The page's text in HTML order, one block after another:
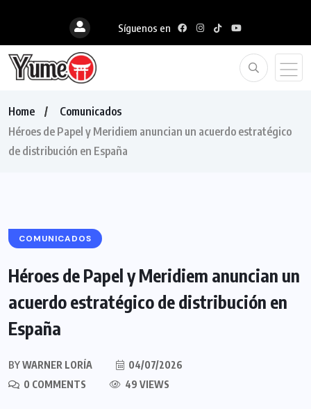
Síguenos en
Home
Comunicados
Héroes de Papel y Meridiem anuncian un acuerdo estratégico
de distribución en España
COMUNICADOS
Héroes de Papel y Meridiem anuncian un
acuerdo estratégico de distribución en
España
BYWARNER LORÍA
04/07/2026
0 COMMENTS
49 VIEWS